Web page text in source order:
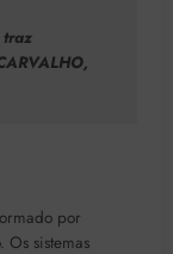
traz
por
Os sistemas